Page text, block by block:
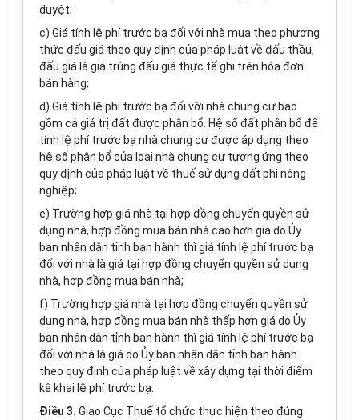
duyệt;
c) Giá tính lệ phí trước bạ đối với nhà mua theo phương
thức đấu giá theo quy định của pháp luật về đấu thầu,
đấu giá là giá trúng đấu giá thực tế ghi trên hóa đơn
bán hàng;
d) Giá tính lệ phí trước bạ đối với nhà chung cư bao
gồm cả giá trị đất được phân bổ. Hệ số đất phân bổ để
tính lệ phí trước bạ nhà chung cư được áp dụng theo
hệ số phân bổ của loại nhà chung cư tương ứng theo
quy định của pháp luật về thuế sử dụng đất phi nông
nghiệp;
e) Trường hợp giá nhà tại hợp đồng chuyển quyền sử
dụng nhà, hợp đồng mua bán nhà cao hơn giá do Ủy
ban nhân dân tỉnh ban hành thì giá tính lệ phí trước bạ
đối với nhà là giá tại hợp đồng chuyển quyền sử dụng
nhà, hợp đồng mua bán nhà;
f) Trường hợp giá nhà tại hợp đồng chuyển quyền sử
dụng nhà, hợp đồng mua bán nhà thấp hơn giá do Ủy
ban nhân dân tỉnh ban hành thì giá tính lệ phí trước bạ
đối với nhà là giá do Ủy ban nhân dân tỉnh ban hành
theo quy định của pháp luật về xây dựng tại thời điểm
kê khai lệ phí trước bạ.
Điều 3. Giao Cục Thuế tổ chức thực hiện theo đúng